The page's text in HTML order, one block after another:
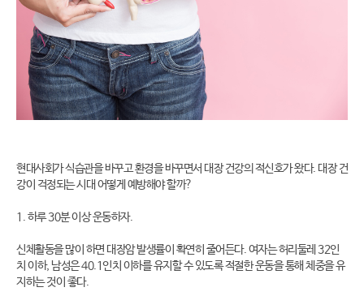
현대사회가 식습관을 바꾸고 환경을 바꾸면서 대장 건강의 적신호가 왔다. 대장 건
강이 걱정되는 시대 어떻게 예방해야 할까?
1. 하루 30분 이상 운동하자.
신체활동을 많이 하면 대장암 발생률이 확연히 줄어든다. 여자는 허리둘레 32인
치 이하, 남성은 40.1인치 이하를 유지할 수 있도록 적절한 운동을 통해 체중을 유
지하는 것이 좋다.